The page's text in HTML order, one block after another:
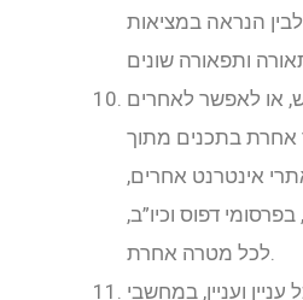
הנראה במציאות
או לאפשר לאחרים
בתכנים מתוך
אינטרנט אחרים,
דפוס וכיו”ב,
ועניין, במחשבי